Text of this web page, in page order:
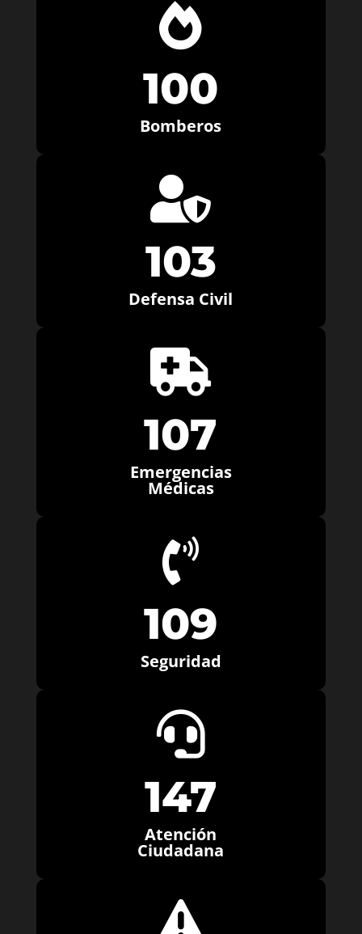

100
Bomberos

103
Defensa Civil

107
Emergencias
Médicas

109
Seguridad

147
Atención
Ciudadana
